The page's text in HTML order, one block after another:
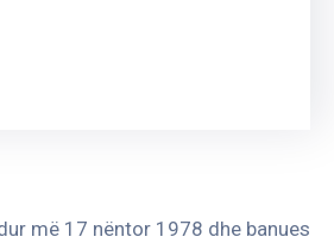
më 17 nëntor 1978 dhe banues